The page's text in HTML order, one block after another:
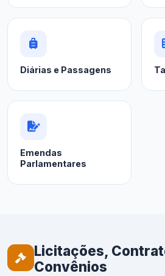
Diárias e Passagens
Emendas
Parlamentares
Licitações,
Convênios